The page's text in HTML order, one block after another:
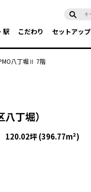
駅 こだわり セットアップ
八丁堀Ⅱ 7階
丁堀）
120.02坪 (396.77m²)